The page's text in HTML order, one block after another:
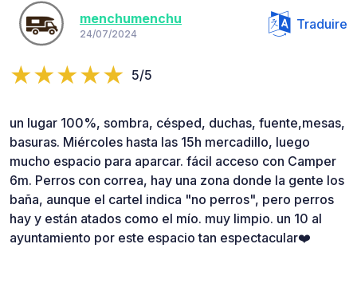
menchumenchu
24/07/2024
Traduire
5/5
un lugar 100%, sombra, césped, duchas, fuente,mesas,
basuras. Miércoles hasta las 15h mercadillo, luego
mucho espacio para aparcar. fácil acceso con Camper
6m. Perros con correa, hay una zona donde la gente los
baña, aunque el cartel indica "no perros", pero perros
hay y están atados como el mío. muy limpio. un 10 al
ayuntamiento por este espacio tan espectacular❤️